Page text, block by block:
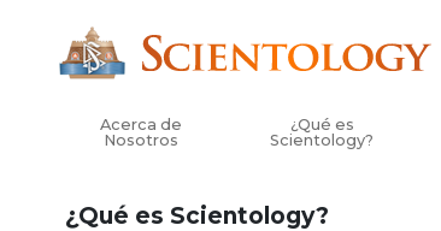
Acerca de
Nosotros
¿Qué es
Scientology?
¿Qué es Scientology?